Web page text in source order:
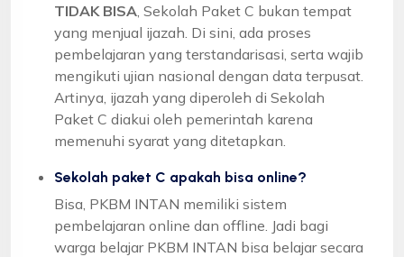
TIDAK BISA , Sekolah Paket C bukan tempat
yang menjual ijazah. Di sini, ada proses
pembelajaran yang terstandarisasi, serta wajib
mengikuti ujian nasional dengan data terpusat.
Artinya, ijazah yang diperoleh di Sekolah
Paket C diakui oleh pemerintah karena
memenuhi syarat yang ditetapkan.
Sekolah paket C apakah bisa online?
Bisa, PKBM INTAN memiliki sistem
pembelajaran online dan offline. Jadi bagi
warga belajar PKBM INTAN bisa belajar secara